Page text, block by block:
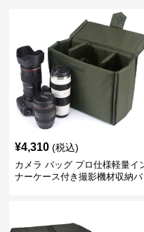
¥4,310 (税込)
カメラ バッグ プロ仕様軽量イ
ナーケース付き撮影機材収納バ